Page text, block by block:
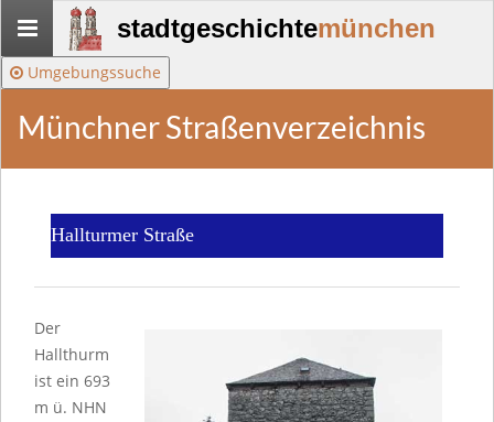
Stadtgeschichte-
München
stadtgeschichtemünchen
Umgebungssuche
Münchner Straßenverzeichnis
Hallturmer Straße
Der
Hallthurm
ist ein 693
m ü. NHN